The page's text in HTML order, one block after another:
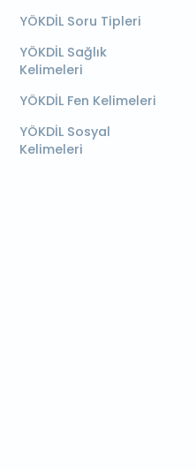
YÖKDİL Soru Tipleri
YÖKDİL Sağlık
Kelimeleri
YÖKDİL Fen Kelimeleri
YÖKDİL Sosyal
Kelimeleri